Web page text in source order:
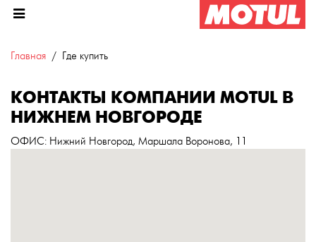
Главная Где купить
КОНТАКТЫ КОМПАНИИ MOTUL В
НИЖНЕМ НОВГОРОДЕ
ОФИС: Нижний Новгород, Маршала Воронова, 11